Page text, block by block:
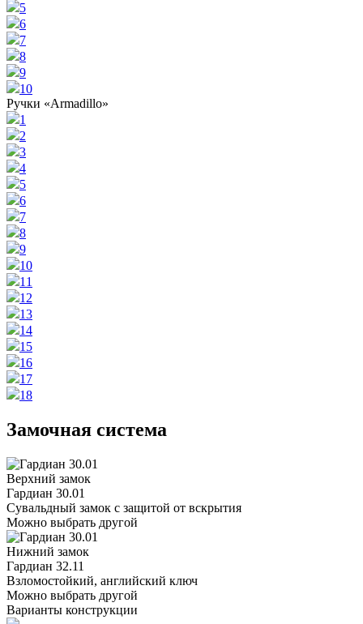
5
6
7
8
9
10
Ручки «Armadillo»
1
2
3
4
5
6
7
8
9
10
11
12
13
14
15
16
17
18
Замочная система
Верхний замок
Гардиан 30.01
Сувальдный замок с защитой от вскрытия
Можно выбрать другой
Нижний замок
Гардиан 32.11
Взломостойкий, английский ключ
Можно выбрать другой
Варианты конструкции